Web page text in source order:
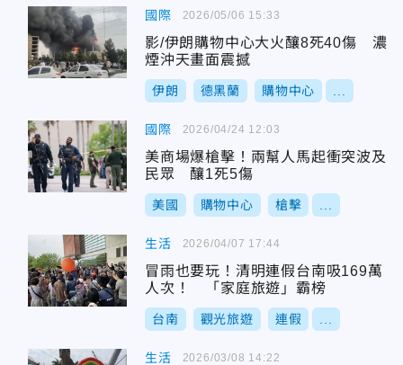
國際
影/伊朗購物中心大火釀8死40傷 濃
煙沖天畫面震撼
伊朗 德黑蘭 購物中心
2026/05/06 15:33
國際
美商場爆槍擊！兩幫人馬起衝突波及
民眾 釀1死5傷
美國 購物中心 槍擊
2026/04/24 12:03
生活
冒雨也要玩！清明連假台南吸169萬
人次！ 「家庭旅遊」霸榜
台南 觀光旅遊 連假
2026/04/07 17:44
生活 2026/03/08 14:22